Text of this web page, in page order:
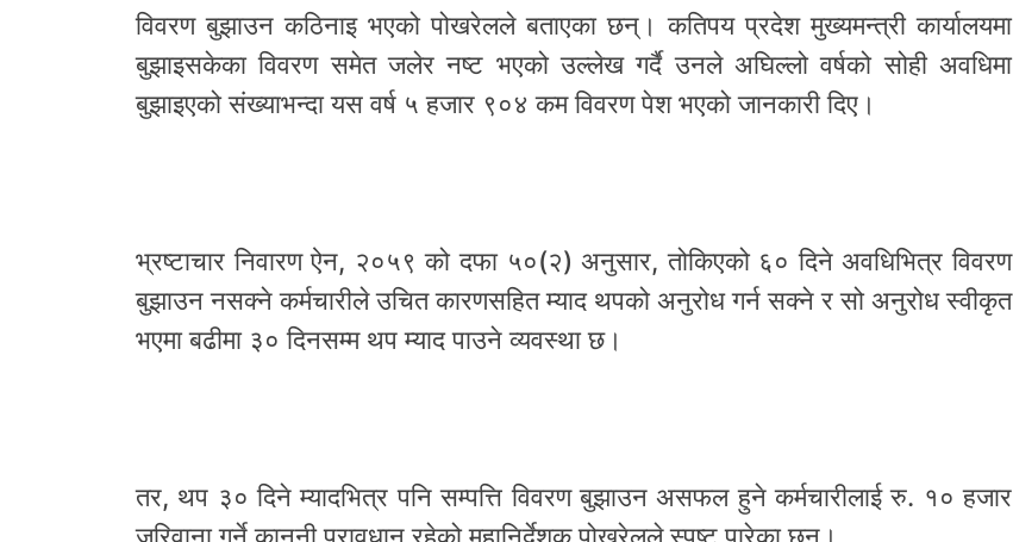
विवरण बुझाउन कठिनाइ भएको पोखरेलले बताएका छन्। कतिपय प्रदेश मुख्यमन्त्री कार्यालयमा
बुझाइसकेका विवरण समेत जलेर नष्ट भएको उल्लेख गर्दै उनले अघिल्लो वर्षको सोही अवधिमा
बुझाइएको संख्याभन्दा यस वर्ष ५ हजार ९०४ कम विवरण पेश भएको जानकारी दिए।
भ्रष्टाचार निवारण ऐन, २०५९ को दफा ५०(२) अनुसार, तोकिएको ६० दिने अवधिभित्र विवरण
बुझाउन नसक्ने कर्मचारीले उचित कारणसहित म्याद थपको अनुरोध गर्न सक्ने र सो अनुरोध स्वीकृत
भएमा बढीमा ३० दिनसम्म थप म्याद पाउने व्यवस्था छ।
तर, थप ३० दिने म्यादभित्र पनि सम्पत्ति विवरण बुझाउन असफल हुने कर्मचारीलाई रु. १० हजार
जरिवाना गर्ने कानुनी प्रावधान रहेको महानिर्देशक पोखरेलले स्पष्ट पारेका छन्।